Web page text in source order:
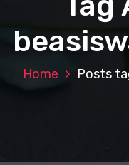
Home Posts